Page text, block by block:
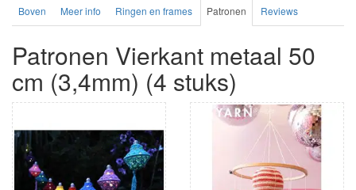
Boven Meer info Ringen en frames Patronen Reviews
Patronen Vierkant metaal 50
cm (3,4mm) (4 stuks)